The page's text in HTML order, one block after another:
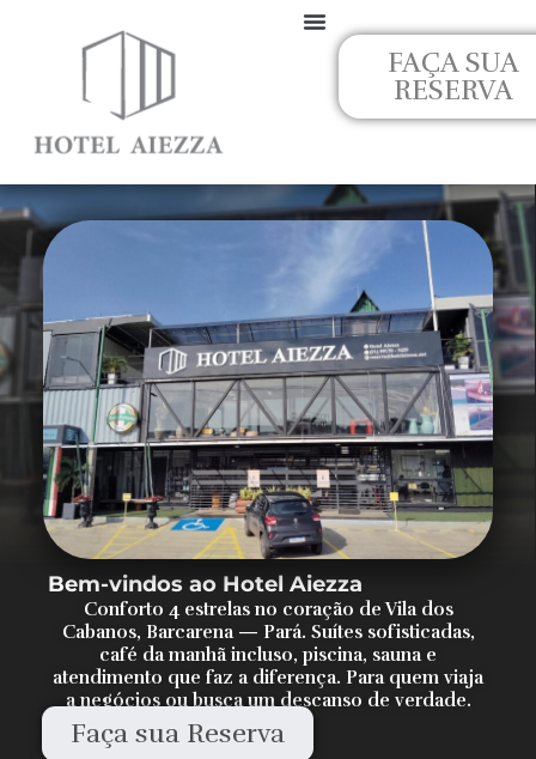
FAÇA SUA
RESERVA
Bem-vindos ao Hotel Aiezza
Conforto 4 estrelas no coração de Vila dos
Cabanos, Barcarena — Pará. Suítes sofisticadas,
café da manhã incluso, piscina, sauna e
atendimento que faz a diferença. Para quem viaja
a negócios ou busca um descanso de verdade.
Faça sua Reserva